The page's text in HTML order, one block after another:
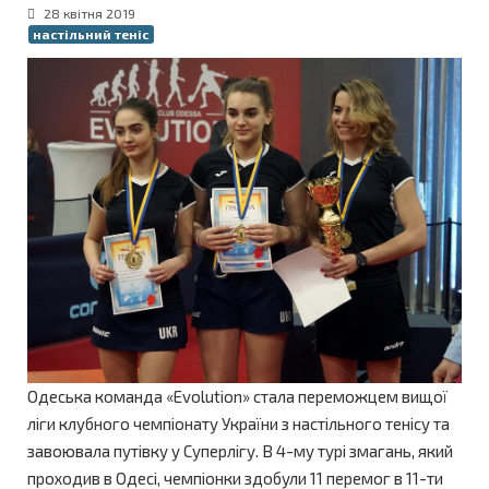
28 квітня 2019
настільний теніс
Одеська команда «Evolution» стала переможцем вищої
ліги клубного чемпіонату України з настільного тенісу та
завоювала путівку у Суперлігу. В 4-му турі змагань, який
проходив в Одесі, чемпіонки здобули 11 перемог в 11-ти